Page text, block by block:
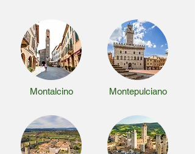
Montalcino Montepulciano